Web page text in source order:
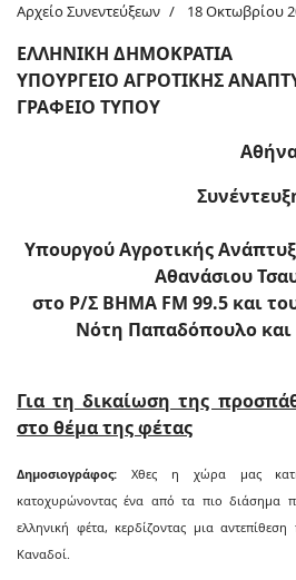
Αρχείο Συνεντεύξεων 18 Οκτωβρίου
ΕΛΛΗΝΙΚΗ ΔΗΜΟΚΡΑΤΙΑ
ΥΠΟΥΡΓΕΙΟ ΑΓΡΟΤΙΚΗΣ
ΓΡΑΦΕΙΟ ΤΥΠΟΥ
Υπουργού Αγροτικής
Αθανάσιου
στο Ρ/Σ ΒΗΜΑ FM 99.5 και
Νότη Παπαδόπουλο
Για τη δικαίωση της
στο θέμα της φέτας
Δημοσιογράφος: Χθες η χώρα μας
κατοχυρώνοντας ένα από τα πιο διάσημα
ελληνική φέτα, κερδίζοντας μια
Καναδοί.